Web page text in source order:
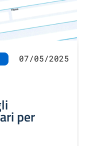
07/05/2025
per